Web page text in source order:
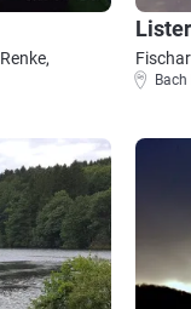
Lister